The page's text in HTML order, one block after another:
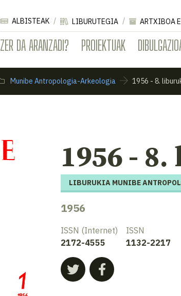
ZER DA ARANZADI? PROIEKTUAK
ALBISTEAK LIBURUTEGIA ARTXIBOA
Munibe Antropologia-Arkeologia 1956 - 8.
1956 -
LIBURUKIA MUNIBE
1956
ISSN (Internet)
2172-4555
ISSN
1132-2217